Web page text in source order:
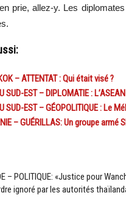
prie, allez-y. Les
– ATTENTAT : Qui était visé ?
SUD-EST – DIPLOMATIE :
SUD-EST – GÉOPOLITIQUE : Le
– GUÉRILLAS: Un groupe
– POLITIQUE: «Justice pour
ignoré par les autorités